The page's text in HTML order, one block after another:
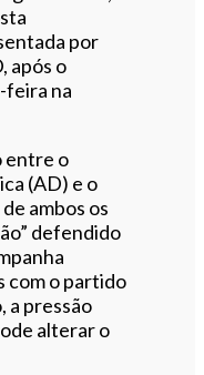
por
após o
feira na
entre o
(AD) e o
ambos os
defendido
com o partido
a pressão
alterar o